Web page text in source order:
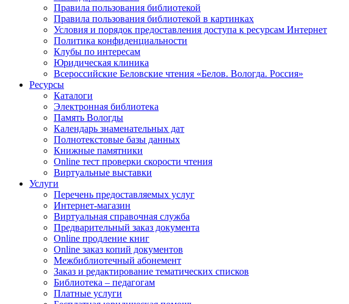
Правила пользования библиотекой
Правила пользования библиотекой в картинках
Условия и порядок предоставления доступа к ресурсам Интернет
Политика конфиденциальности
Клубы по интересам
Юридическая клиника
Всероссийские Беловские чтения «Белов. Вологда. Россия»
Ресурсы
Каталоги
Электронная библиотека
Память Вологды
Календарь знаменательных дат
Полнотекстовые базы данных
Книжные памятники
Online тест проверки скорости чтения
Виртуальные выставки
Услуги
Перечень предоставляемых услуг
Интернет-магазин
Виртуальная справочная служба
Предварительный заказ документа
Online продление книг
Online заказ копий документов
Межбиблиотечный абонемент
Заказ и редактирование тематических списков
Библиотека – педагогам
Платные услуги